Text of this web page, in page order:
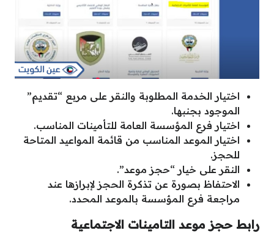
اختيار الخدمة المطلوبة والنقر على مربع “تقديم”
الموجود بجنبها.
اختيار فرع المؤسسة العامة للتأمينات المناسب.
اختيار الموعد المناسب من قائمة المواعيد المتاحة
للحجز.
النقر على خيار “حجز موعد”.
الاحتفاظ بصورة عن تذكرة الحجز لإبرازها عند
مراجعة فرع المؤسسة بالموعد المحدد.
رابط حجز موعد التامينات الاجتماعية